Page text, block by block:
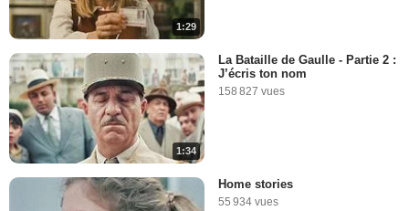
1:29
1:34
La Bataille de Gaulle - Partie 2 :
J’écris ton nom
158 827 vues
Home stories
55 934 vues